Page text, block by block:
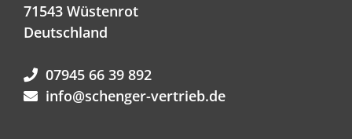
71543 Wüstenrot
Deutschland
07945 66 39 892
info@schenger-vertrieb.de